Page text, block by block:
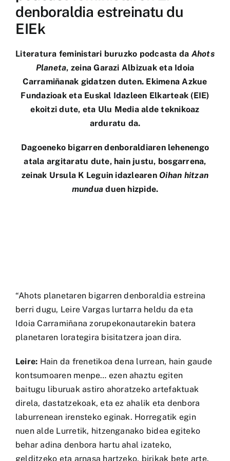
denboraldia estreinatu du
EIEk
Literatura feministari buruzko podcasta da Ahots
Planeta, zeina Garazi Albizuak eta Idoia
Carramiñanak gidatzen duten. Ekimena Azkue
Fundazioak eta Euskal Idazleen Elkarteak (EIE)
ekoitzi dute, eta Ulu Media alde teknikoaz
arduratu da.
Dagoeneko bigarren denboraldiaren lehenengo
atala argitaratu dute, hain justu, bosgarrena,
zeinak Ursula K Leguin idazlearen Oihan hitzan
munduaduen hizpide.
“Ahots planetaren bigarren denboraldia estreina
berri dugu, Leire Vargas lurtarra heldu da eta
Idoia Carramiñana zorupekonautarekin batera
planetaren lorategira bisitatzera joan dira.
Leire: Hain da frenetikoa dena lurrean, hain gaude
kontsumoaren menpe… ezen ahaztu egiten
baitugu liburuak astiro ahoratzeko artefaktuak
direla, dastatzekoak, eta ez ahalik eta denbora
laburrenean irensteko eginak. Horregatik egin
nuen alde Lurretik, hitzenganako bidea egiteko
behar adina denbora hartu ahal izateko,
gelditzeko eta arnasa hartzeko, birikak bete arte.